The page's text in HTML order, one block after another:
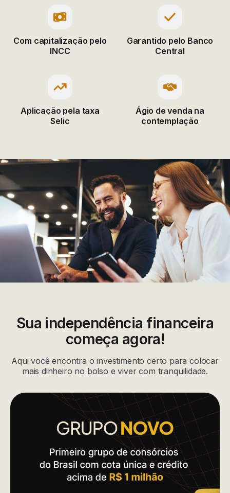
Com capitalização pelo
INCC
Garantido pelo Banco
Central
Aplicação pela taxa
Selic
Ágio de venda na
contemplação
Sua independência financeira
começa agora!
Aqui você encontra o investimento certo para colocar
mais dinheiro no bolso e viver com tranquilidade.